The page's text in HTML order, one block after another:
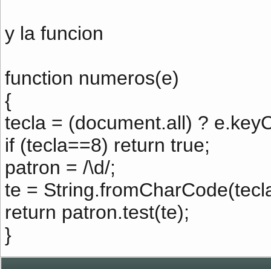
y la funcion
function numeros(e)
{
tecla = (document.all) ?
if (tecla==8) return true;
patron = /\d/;
te =
return patron.test(te);
}